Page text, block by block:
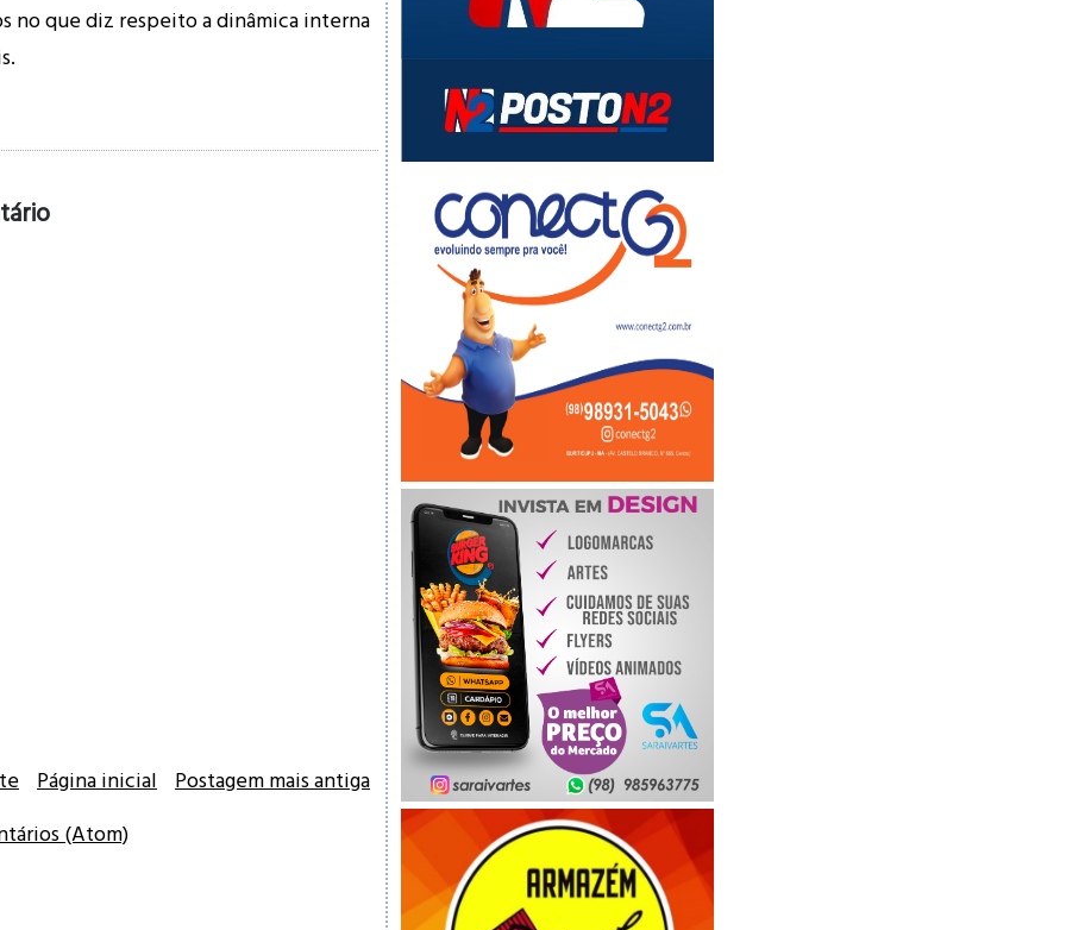
no que diz respeito a dinâmica interna
Postagem mais antiga
Página inicial
(Atom)